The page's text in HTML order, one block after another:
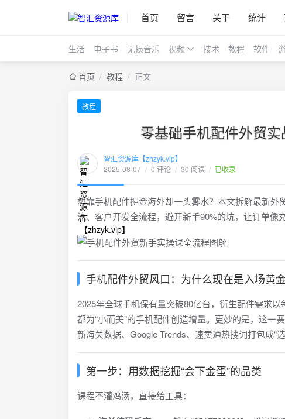
首页 留言 关于 统计
生活 电子书 无损音乐 视频 技术 教程 软件
首页 / 教程 / 正文
教程
零基础手机配件外贸
智汇资源库【zhzyk.vip】
2025-08-07 / 0 评论 / 30 阅读 / 已收录
想靠手机配件掘金海外却一头雾水？本文拆解最新
流、客户开发全流程，避开新手90%的坑，让订单像
手机配件外贸风口：为什么现在是入场黄金
2025年全球手机保有量突破80亿台，衍生配件需求
都为“小而美”的手机配件创造增量。更妙的是，这
新海关数据、Google Trends、速卖通热搜词打包成“
第一步：用数据挖掘“会下金蛋”的品类
课程不灌鸡汤，直接给工具：